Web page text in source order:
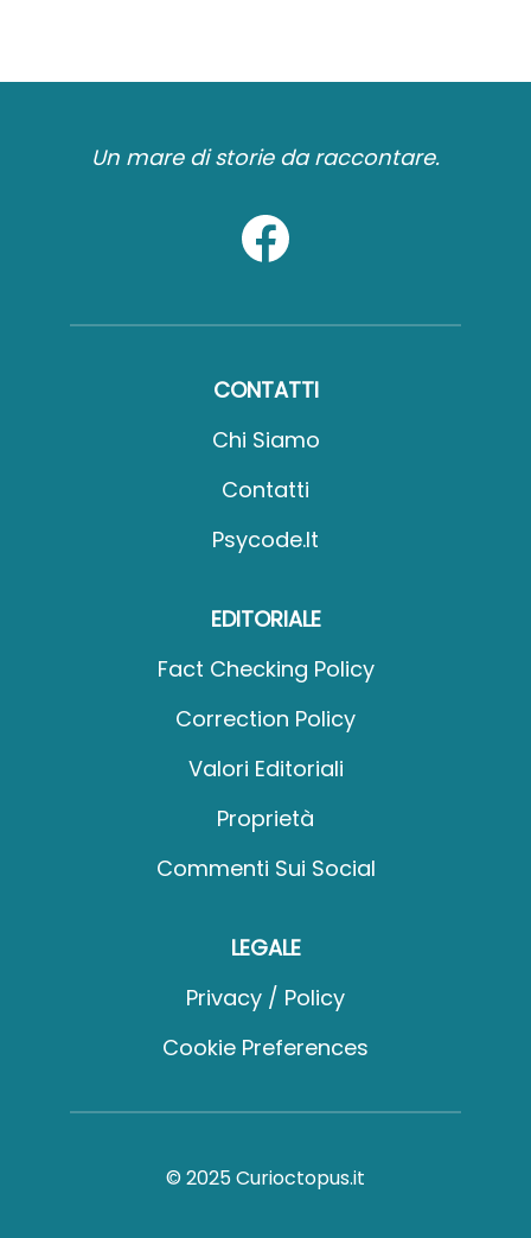
Un mare di storie da raccontare.
CONTATTI
Chi Siamo
Contatti
Psycode.it
EDITORIALE
Fact Checking Policy
Correction Policy
Valori Editoriali
Proprietà
Commenti Sui Social
LEGALE
Privacy / Policy
Cookie Preferences
© 2025 Curioctopus.it